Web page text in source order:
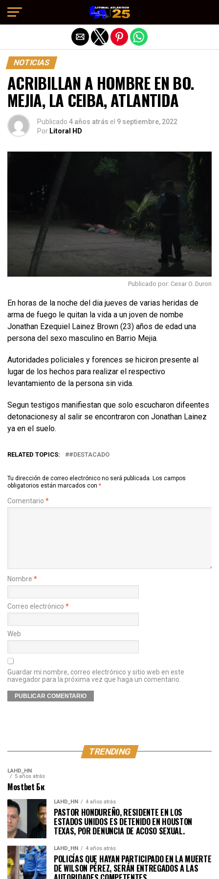
NOTICIAS
ACRIBILLAN A HOMBRE EN BO.
MEJIA, LA CEIBA, ATLANTIDA
Publicado 4 años atrás el 9 septiembre, 2022
Por Litoral HD
Publicado por: Cesar O. Duron
En horas de la noche del dia jueves de varias heridas de
arma de fuego le quitan la vida a un joven de nombe
Jonathan Ezequiel Lainez Brown (23) años de edad una
persona del sexo masculino en Barrio Mejia.
Autoridades policiales y forences se hiciron presente al
lugar de los hechos para realizar el respectivo
levantamiento de la persona sin vida.
Segun testigos manifiestan que solo escucharon difeentes
detonacionesy al salir se encontraron con Jonathan Lainez
ya en el suelo.
RELATED TOPICS: #DESTACADO
Tu dirección de correo electrónico no será publicada. Los campos
obligatorios están marcados con *
Comentario *
Nombre *
Correo electrónico *
Web
Guardar mi nombre, correo electrónico y sitio web en este
navegador para la próxima vez que haga un comentario.
TRENDING
LAHD_HN
5 años atrás
Mostbet Бк
LAHD_HN 4 años atrás
PASTOR HONDUREÑO, RESIDENTE EN LOS
ESTADOS UNIDOS ES DETENIDO EN HOUSTON
TEXAS, POR DENUNCIA DE ACOSO SEXUAL.
LAHD_HN 4 años atrás
POLICÍAS QUE HAYAN PARTICIPADO EN LA MUERTE
DE WILSON PÉREZ, SERÁN ENTREGADOS A LAS
Salir de la versión móvil